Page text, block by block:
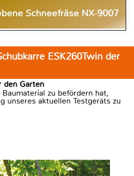
Schneefräse NX-9007
ESK260Twin der
den Garten
zu befördern hat,
unseres aktuellen Testgeräts zu